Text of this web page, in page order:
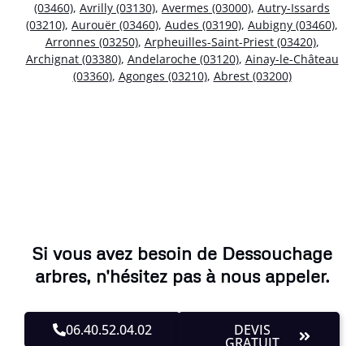
(03460), Avrilly (03130), Avermes (03000), Autry-Issards
(03210), Aurouër (03460), Audes (03190), Aubigny (03460),
Arronnes (03250), Arpheuilles-Saint-Priest (03420),
Archignat (03380), Andelaroche (03120), Ainay-le-Château
(03360), Agonges (03210), Abrest (03200)
Si vous avez besoin de Dessouchage
arbres, n'hésitez pas à nous appeler.
06.40.52.04.02 DEVIS